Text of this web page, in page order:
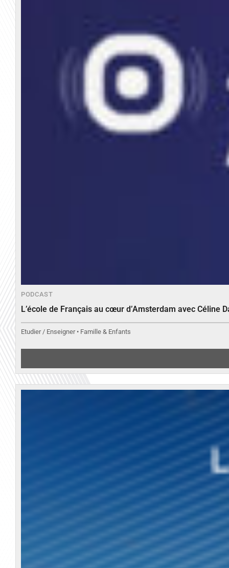
PODCAST
L’école de Français au cœur d’Amsterdam avec Céline
Etudier / Enseigner • Famille & Enfants